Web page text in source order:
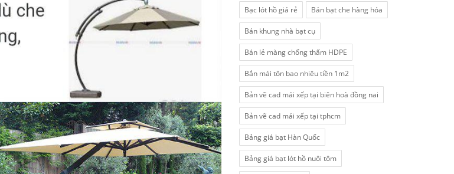
Bạc lót hồ giá rẻ Bán bạt che hàng hóa
Bán khung nhà bạt cụ
Bán lẻ màng chống thấm HDPE
Bắn mái tôn bao nhiêu tiền 1m2
Bản vẽ cad mái xếp tại biên hoà đồng nai
Bản vẽ cad mái xếp tại tphcm
Bảng giá bạt Hàn Quốc
Bảng giá bạt lót hồ nuôi tôm